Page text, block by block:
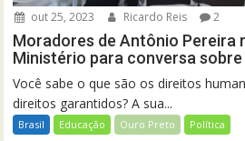
out 25, 2023 Ricardo Reis 2
Moradores de Antônio Pereira
Ministério para conversa
Você sabe o que são os direitos
direitos garantidos? A sua...
Brasil Educação Ouro Preto Política